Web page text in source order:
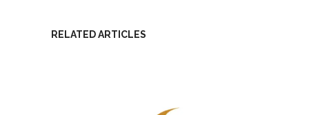
RELATED ARTICLES